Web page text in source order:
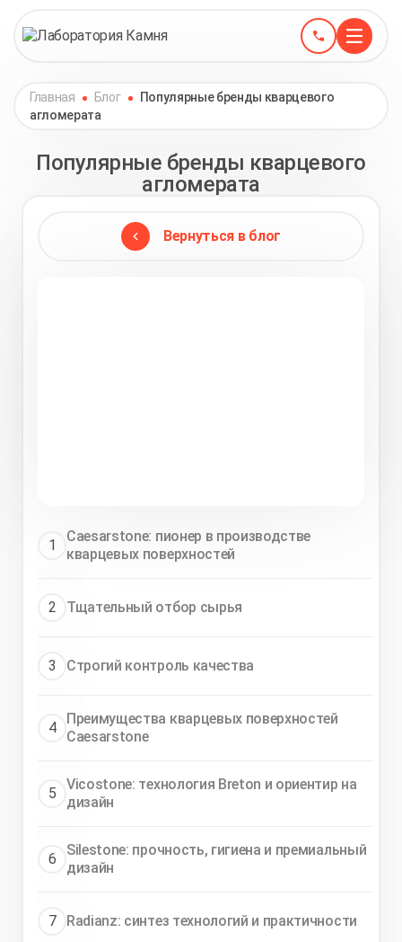
Главная Блог
Популярные бренды кварцевого
агломерата
Вернуться в блог
1
Caesarstone: пионер в производстве
кварцевых поверхностей
2 Тщательный отбор сырья
3 Строгий контроль качества
4
Преимущества кварцевых поверхностей
Caesarstone
5
Vicostone: технология Breton и ориентир на
дизайн
6
Silestone: прочность, гигиена и премиальный
дизайн
7 Radianz: синтез технологий и практичности
Популярные бренды кварцевого
агломерата